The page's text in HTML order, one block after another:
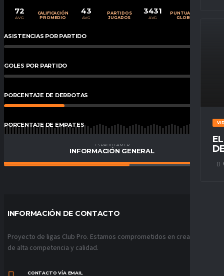
72
AVG
CALIFICACIÓN
PROMEDIO
43
AVG
PARTIDOS
JUGADOS
3431
AVG
PUNTUACIÓN
GLOBAL
ASISTENCIAS POR PARTIDO
GOLES POR PARTIDO
PORCENTAJE DE DERROTAS
PORCENTAJE DE EMPATES 14 %
PORCENTAJE DE VICTORIAS
ESPACIO GAMER
INFORMACIÓN GENERAL
INFORMACIÓN DE CONTACTO
Proyecto de ligas Club Pro. Estamos comprometidos en crear ligas
de alta competencia y calidad.
CONTACTO VÍA EMAIL